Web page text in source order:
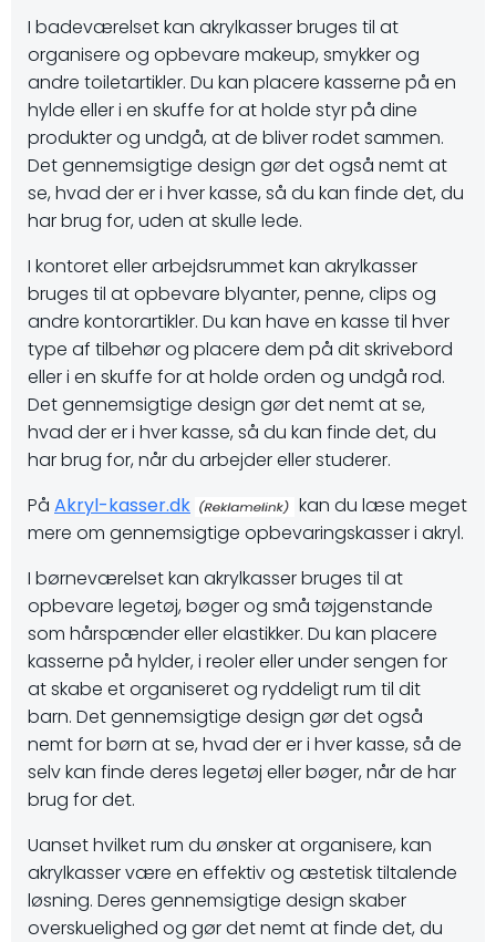
I badeværelset kan akrylkasser bruges til at
organisere og opbevare makeup, smykker og
andre toiletartikler. Du kan placere kasserne på en
hylde eller i en skuffe for at holde styr på dine
produkter og undgå, at de bliver rodet sammen.
Det gennemsigtige design gør det også nemt at
se, hvad der er i hver kasse, så du kan finde det, du
har brug for, uden at skulle lede.
I kontoret eller arbejdsrummet kan akrylkasser
bruges til at opbevare blyanter, penne, clips og
andre kontorartikler. Du kan have en kasse til hver
type af tilbehør og placere dem på dit skrivebord
eller i en skuffe for at holde orden og undgå rod.
Det gennemsigtige design gør det nemt at se,
hvad der er i hver kasse, så du kan finde det, du
har brug for, når du arbejder eller studerer.
På Akryl-kasser.dk
kan du læse meget
mere om gennemsigtige opbevaringskasser i akryl.
I børneværelset kan akrylkasser bruges til at
opbevare legetøj, bøger og små tøjgenstande
som hårspænder eller elastikker. Du kan placere
kasserne på hylder, i reoler eller under sengen for
at skabe et organiseret og ryddeligt rum til dit
barn. Det gennemsigtige design gør det også
nemt for børn at se, hvad der er i hver kasse, så de
selv kan finde deres legetøj eller bøger, når de har
brug for det.
Uanset hvilket rum du ønsker at organisere, kan
akrylkasser være en effektiv og æstetisk tiltalende
løsning. Deres gennemsigtige design skaber
overskuelighed og gør det nemt at finde det, du